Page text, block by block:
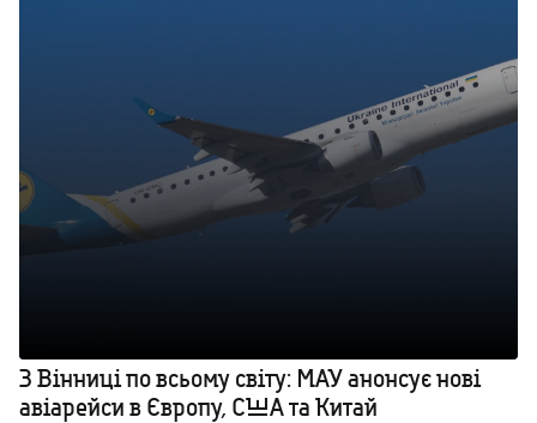
З Вінниці по всьому світу: МАУ анонсує нові
авіарейси в Європу, США та Китай